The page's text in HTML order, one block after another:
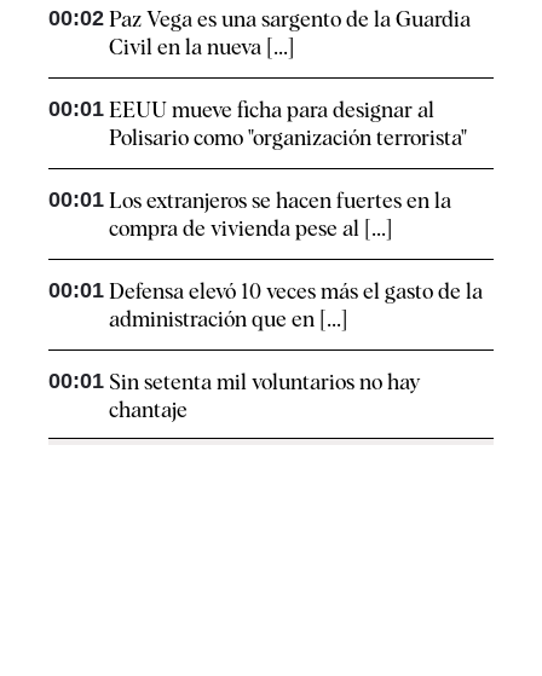
00:02 Paz Vega es una sargento de la Guardia
Civil en la nueva [...]
00:01 EEUU mueve ficha para designar al
Polisario como "organización terrorista"
00:01 Los extranjeros se hacen fuertes en la
compra de vivienda pese al [...]
00:01 Defensa elevó 10 veces más el gasto de la
administración que en [...]
00:01 Sin setenta mil voluntarios no hay
chantaje